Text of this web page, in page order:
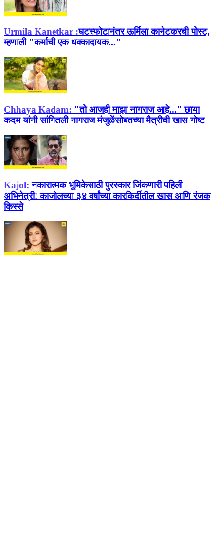
Urmila Kanetkar :घटस्फोटानंतर ऊर्मिला कानेटकरची पोस्ट,
म्हणाली "कर्माची एक धक्कादायक..."
Chhaya Kadam: "तो आजही माझा नागराज आहे..." छाया
कदम यांनी सांगितली नागराज मंजुळेंसोबतच्या मैत्रीची खास गोष्ट
Kajol: नकारात्मक भूमिकेसाठी पुरस्कार जिंकणारी पहिली
अभिनेत्री! काजोलच्या ३४ वर्षांच्या कारकिर्दीतील खास आणि रंजक
किस्से